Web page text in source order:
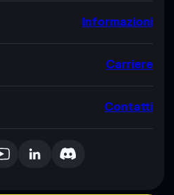
Informazioni
Carriere
Contatti